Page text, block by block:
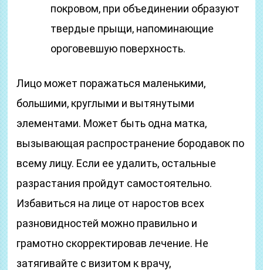
покровом, при объединении образуют
твердые прыщи, напоминающие
ороговевшую поверхность.
Лицо может поражаться маленькими,
большими, круглыми и вытянутыми
элементами. Может быть одна матка,
вызывающая распространение бородавок по
всему лицу. Если ее удалить, остальные
разрастания пройдут самостоятельно.
Избавиться на лице от наростов всех
разновидностей можно правильно и
грамотно скорректировав лечение. Не
затягивайте с визитом к врачу,